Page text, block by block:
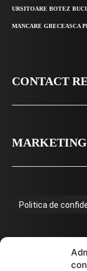
URSITOARE BOTEZ
MANCARE GRECEASCA
CONTACT
Politica de
Termeni de